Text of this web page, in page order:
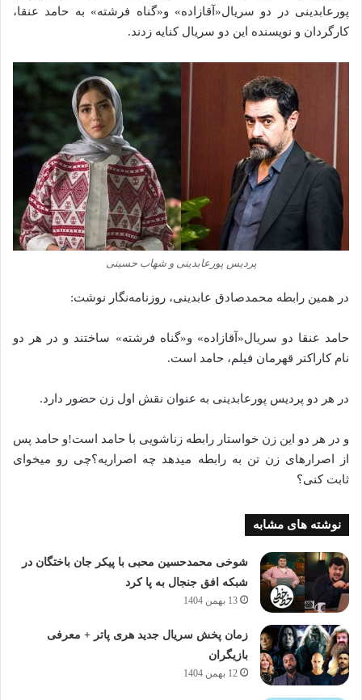
پورعابدینی در دو سریال«آقازاده» و«گناه فرشته» به حامد عنقا،
کارگردان و نویسنده این دو سریال کنایه زدند.
پردیس پورعابدینی و شهاب حسینی
در همین رابطه محمدصادق عابدینی، روزنامه‌نگار نوشت:
حامد عنقا دو سریال«آقازاده» و«گناه فرشته» ساختند و در هر دو
نام کاراکتر قهرمان فیلم، حامد است.
در هر دو پردیس پورعابدینی به عنوان نقش اول زن حضور دارد.
و در هر دو این زن خواستار رابطه زناشویی با حامد است!و حامد پس
از اصرارهای زن تن به رابطه میدهد چه اصراریه؟چی رو میخوای
ثابت کنی؟
نوشته های مشابه
شوخی محمدحسین محبی با پیکر جان باختگان در
شبکه افق جنجال به پا کرد
13 بهمن 1404
زمان پخش سریال جدید هری پاتر + معرفی
بازیگران
12 بهمن 1404